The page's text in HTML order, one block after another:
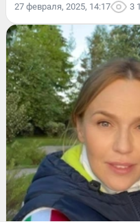
27 февраля, 2025, 14:17 3